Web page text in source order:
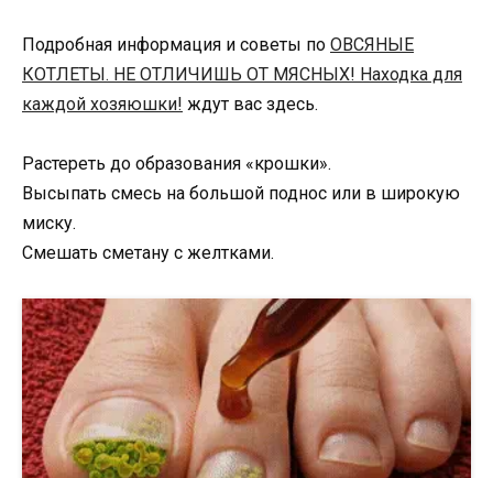
Подробная информация и советы по ОВСЯНЫЕ
КОТЛЕТЫ. НЕ ОТЛИЧИШЬ ОТ МЯСНЫХ! Находка для
каждой хозяюшки! ждут вас здесь.
Растереть до образования «крошки».
Высыпать смесь на большой поднос или в широкую
миску.
Смешать сметану с желтками.